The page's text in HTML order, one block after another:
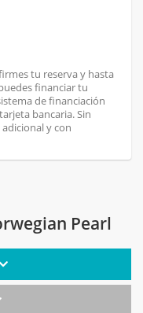
tu reserva y hasta
financiar tu
de financiación
bancaria. Sin
y con
Pearl